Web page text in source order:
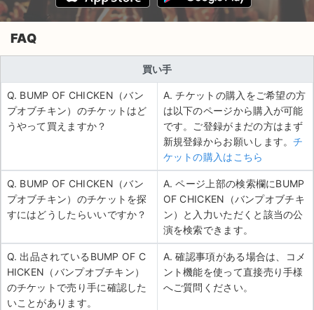
FAQ
買い手
Q. BUMP OF CHICKEN（バン
プオブチキン）のチケットはど
うやって買えますか？
A. チケットの購入をご希望の方
は以下のページから購入が可能
です。ご登録がまだの方はまず
新規登録からお願いします。チ
ケットの購入はこちら
Q. BUMP OF CHICKEN（バン
プオブチキン）のチケットを探
すにはどうしたらいいですか？
A. ページ上部の検索欄にBUMP
OF CHICKEN（バンプオブチキ
ン）と入力いただくと該当の公
演を検索できます。
Q. 出品されているBUMP OF C
HICKEN（バンプオブチキン）
のチケットで売り手に確認した
いことがあります。
A. 確認事項がある場合は、コメ
ント機能を使って直接売り手様
へご質問ください。